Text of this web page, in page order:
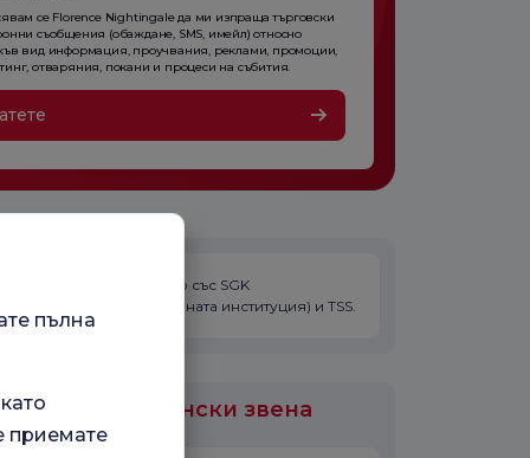
се Florence Nightingale да ми изпраща търговски
съобщения (обаждане, SMS, имейл) относно
вид информация, проучвания, реклами, промоции,
отваряния, покани и процеси на събития.
Лекарят няма договор със SGK
(Социалноосигурителната институция) и TSS.
са медицински звена
пълна
приемате